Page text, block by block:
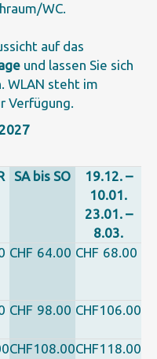
WC.
auf das
und lassen Sie sich
WLAN steht im
Verfügung.
SA bis SO
19.12. –
10.01.
23.01. –
8.03.
CHF 64.00 CHF 68.00
CHF 98.00 CHF106.00
CHF108.00CHF118.00